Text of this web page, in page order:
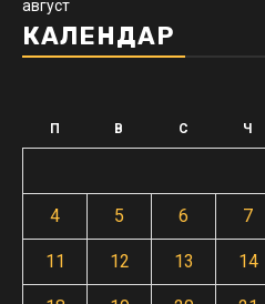
август
КАЛЕНДАР
П В С Ч
4 5 6 7
11 12 13 14